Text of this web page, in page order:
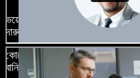
ভয়েসওভার, রয়্যালটি-ফ্রি ছবি,
দারুণ মনে রাখার মতো অডিও-ভিডিও
কোনো শেখার ঝামেলা নেই, শুধু
বানিয়ে ফেলুন।